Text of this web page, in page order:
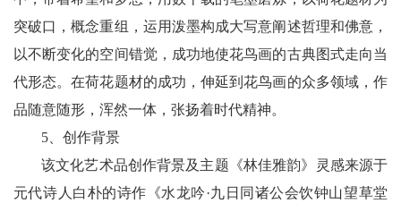
突破口，概念重组，运用泼墨构成大写意阐述哲理和佛意，
以不断变化的空间错觉，成功地使花鸟画的古典图式走向当
代形态。在荷花题材的成功，伸延到花鸟画的众多领域，作
品随意随形，浑然一体，张扬着时代精神。
5、创作背景
该文化艺术品创作背景及主题《林佳雅韵》灵感来源于
元代诗人白朴的诗作《水龙吟·九日同诸公会饮钟山望草堂